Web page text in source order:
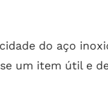
do aço
um item útil e